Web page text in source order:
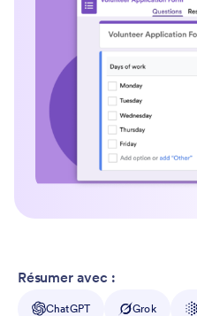
Résumer avec :
ChatGPT Grok